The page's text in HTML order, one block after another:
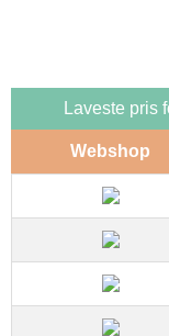
Laveste pris
Webshop